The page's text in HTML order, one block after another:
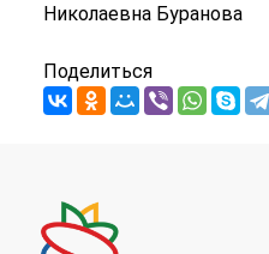
Николаевна Буранова
Поделиться